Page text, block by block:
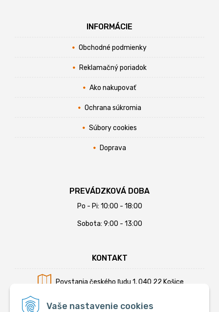
Vaše nastavenie cookies
INFORMÁCIE
Obchodné podmienky
Reklamačný poriadok
Ako nakupovať
Ochrana súkromia
Súbory cookies
Doprava
PREVÁDZKOVÁ DOBA
Po - Pi: 10:00 - 18:00
Sobota: 9:00 - 13:00
KONTAKT
Povstania českého ľudu 1, 040 22 Košice
Mobil:+421 902 794 355